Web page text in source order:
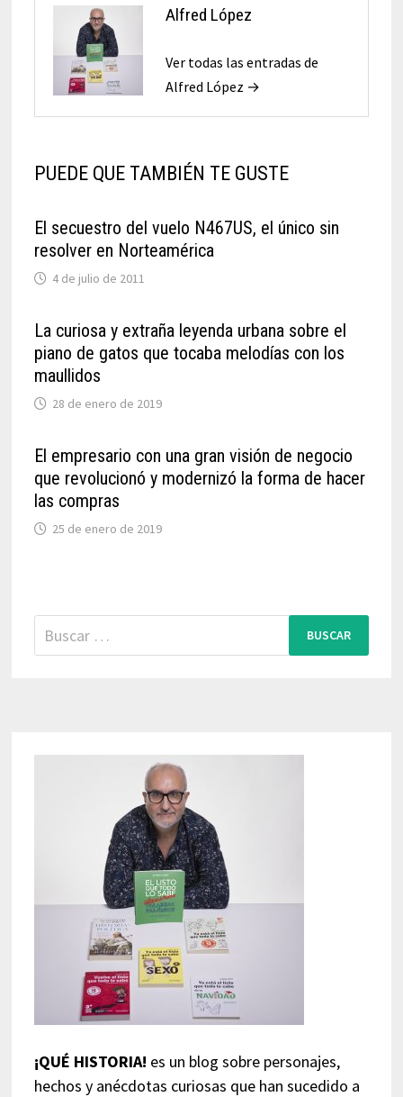
Alfred López
Ver todas las entradas de
Alfred López →
PUEDE QUE TAMBIÉN TE GUSTE
El secuestro del vuelo N467US, el único sin
resolver en Norteamérica
4 de julio de 2011
La curiosa y extraña leyenda urbana sobre el
piano de gatos que tocaba melodías con los
maullidos
28 de enero de 2019
El empresario con una gran visión de negocio
que revolucionó y modernizó la forma de hacer
las compras
25 de enero de 2019
Buscar:
¡QUÉ HISTORIA! es un blog sobre personajes,
hechos y anécdotas curiosas que han sucedido a